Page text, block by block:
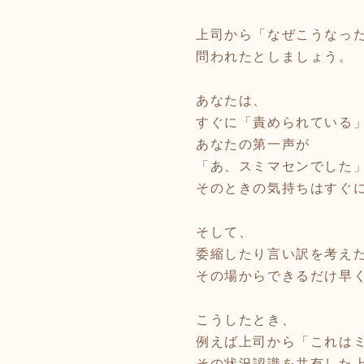
上司から「なぜこうなっ
問われたとしましょう。
あなたは、
すぐに「責められている
あなたの第一声が
「あ、スミマセンでした
そのときの気持ちはすぐ
そして、
委縮したり言い訳を考え
その場からできるだけ早
こうしたとき、
例えば上司から「これは